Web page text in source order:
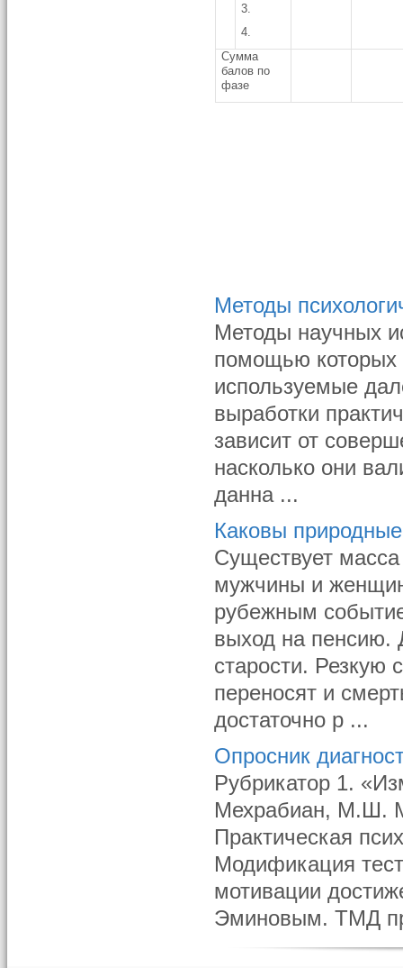
3.
4.
Сумма
балов по
фазе
Методы
Методы научных
помощью которых
используемые
выработки
зависит от
насколько они
данна ...
Каковы
Существует
мужчины и
рубежным
выход на пенсию.
старости. Резкую
переносят и
достаточно р ...
Опросник
Рубрикатор 1.
Мехрабиан, М.Ш.
Практическая
Модификация
мотивации
Эминовым. ТМД